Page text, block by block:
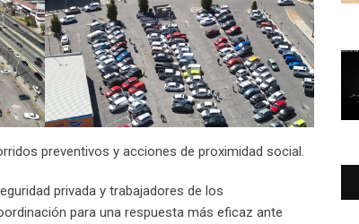
preventivos y acciones de proximidad social.
privada y trabajadores de los
para una respuesta más eficaz ante